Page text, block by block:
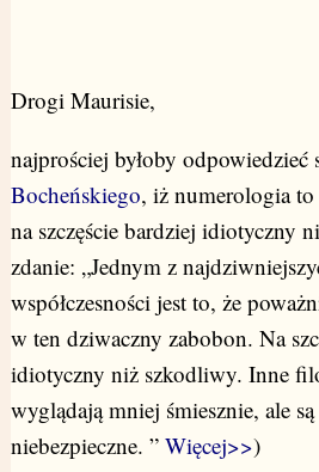
Drogi Maurisie,
najprościej byłoby odpowiedzieć
Bocheńskiego, iż numerologia
na szczęście bardziej idiotyczny
zdanie: „Jednym z
współczesności jest to, że
w ten dziwaczny zabobon. Na
idiotyczny niż szkodliwy. Inne
wyglądają mniej śmiesznie, ale
niebezpieczne. ” Więcej>>)